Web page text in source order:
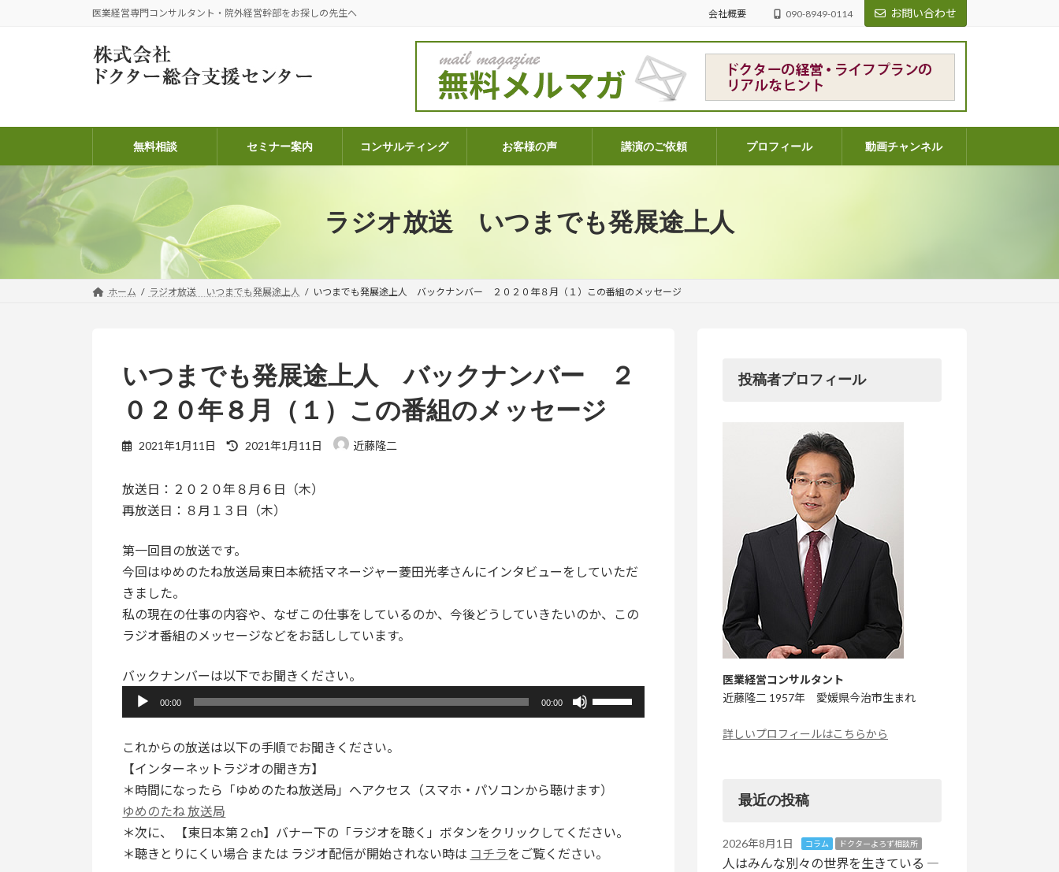
医業経営専門コンサルタント・院外経営幹部をお探しの先生へ 会社概要 090-8949-0114 お問い合わせ
無料相談 セミナー案内 コンサルティング お客様の声 講演のご依頼 プロフィール 動画チャンネル
ラジオ放送 いつまでも発展途上人
ホーム ラジオ放送 いつまでも発展途上人 いつまでも発展途上人 バックナンバー ２０２０年８月（１）この番組のメッセージ
いつまでも発展途上人 バックナンバー ２
０２０年８月（１）この番組のメッセージ
2021年1月11日
最
新
日
時
2021年1月11日 近藤隆二
放送日：２０２０年８月６日（木）
再放送日：８月１３日（木）
第一回目の放送です。
今回はゆめのたね放送局東日本統括マネージャー菱田光孝さんにインタビューをしていただ
きました。
私の現在の仕事の内容や、なぜこの仕事をしているのか、今後どうしていきたいのか、この
ラジオ番組のメッセージなどをお話ししています。
バックナンバーは以下でお聞きください。
声
00:00 00:00
ボ
リ
ム
これからの放送は以下の手順でお聞きください。
【インターネットラジオの聞き方】
＊時間になったら「ゆめのたね放送局」へアクセス（スマホ・パソコンから聴けます）
ゆめのたね 放送局
＊次に、 【東日本第２ch】バナー下の「ラジオを聴く」ボタンをクリックしてください。
＊聴きとりにくい場合 または ラジオ配信が開始されない時は コチラをご覧ください。
投稿者プロフィール
医業経営コンサルタント
近藤隆二 1957年 愛媛県今治市生まれ
詳しいプロフィールはこちらから
最近の投稿
2026年8月1日 コラム ドクターよろず相談所
人はみんな別々の世界を生きている ―